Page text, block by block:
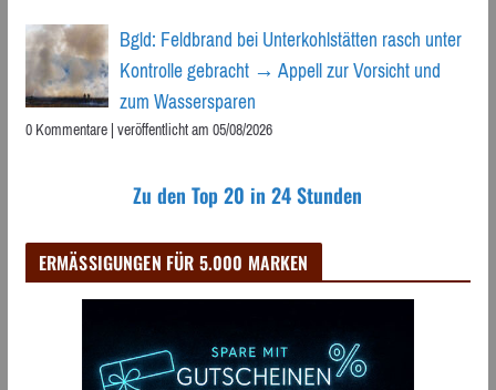
Bgld: Feldbrand bei Unterkohlstätten rasch unter
Kontrolle gebracht → Appell zur Vorsicht und
zum Wassersparen
0 Kommentare|veröffentlicht am 05/08/2026
Zu den Top 20 in 24 Stunden
ERMÄSSIGUNGEN FÜR 5.000 MARKEN